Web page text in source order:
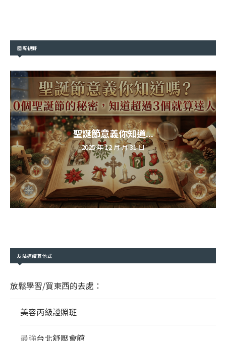
國際視野
聖誕節意義你知道...
2025 年 12 月 月 31 日
友站連結其他式
放鬆學習/買東西的去處：
美容丙級證照班
最強台北舒壓會館